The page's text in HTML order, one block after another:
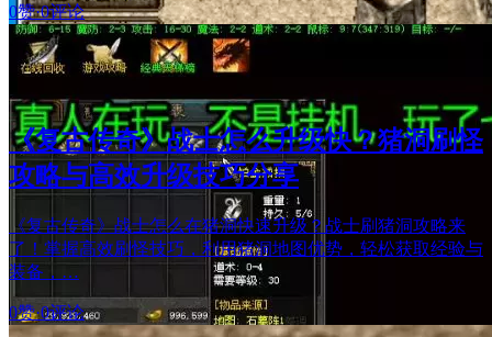
0赞·0评论
《复古传奇》战士怎么升级快？猪洞刷怪
攻略与高效升级技巧分享
《复古传奇》战士怎么在猪洞快速升级？战士刷猪洞攻略来
了！掌握高效刷怪技巧，利用猪洞地图优势，轻松获取经验与
装备，…
0赞·0评论